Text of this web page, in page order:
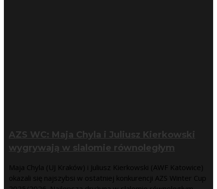
AZS WC: Maja Chyla i Juliusz Kierkowski
wygrywają w slalomie równoległym
Maja Chyla (UJ Kraków) i Juliusz Kierkowski (AWF Katowice)
okazali się najszybsi w ostatniej konkurencji AZS Winter Cup